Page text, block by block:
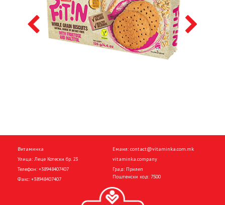
Витаминка
Улица: Леце Котески бр. 23
Телефон: +38948407407
Факс: +38948407407
Емаил: contact@vitaminka.com.mk
vitaminka.company
Град: Прилеп
Поштенски код: 7500